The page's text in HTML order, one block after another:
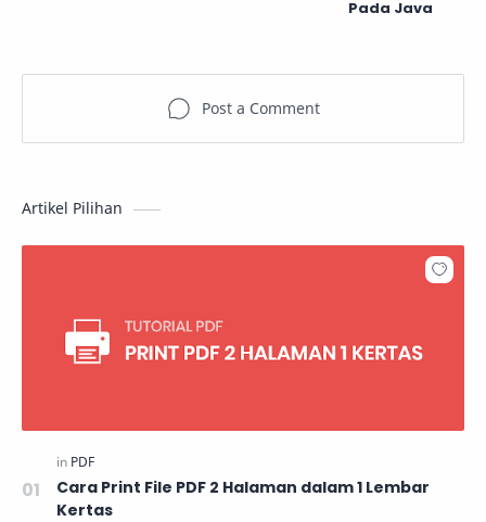
Pada Java
Artikel Pilihan
Cara Print File PDF 2 Halaman dalam 1 Lembar
Kertas